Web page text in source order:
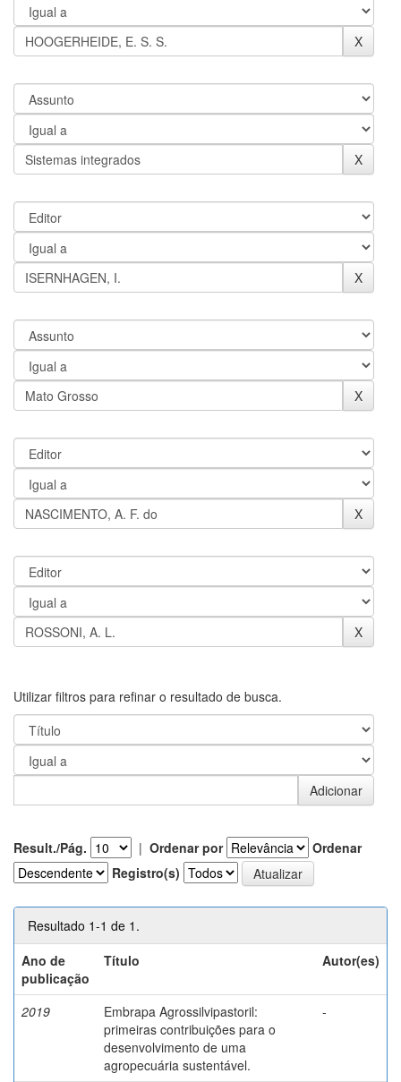
Utilizar filtros para refinar o resultado de busca.
Result./Pág. | Ordenar por
Ordenar
Registro(s)
Resultado 1-1 de 1.
Ano de
publicação
Título Autor(es)
2019
Embrapa Agrossilvipastoril:
primeiras contribuições para o
desenvolvimento de uma
agropecuária sustentável.
-